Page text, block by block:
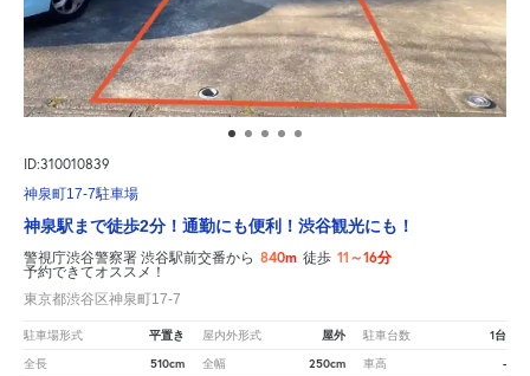
ID:310010839
神泉町17-7駐車場
神泉駅まで徒歩2分！通勤にも便利！渋谷観光にも！
警視庁渋谷警察署 渋谷駅前交番から 840m 徒歩 11～16分
予約できてオススメ！
東京都渋谷区神泉町17-7
駐車場形式 平置き 屋内外形式 屋外 駐車台数 1台
全長 510cm 全幅 250cm 車高 -